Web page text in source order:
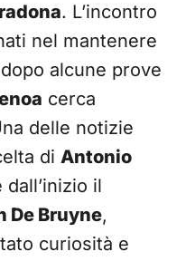
. L’incontro
nel mantenere
alcune prove
cerca
delle notizie
di Antonio
il
De Bruyne,
curiosità e